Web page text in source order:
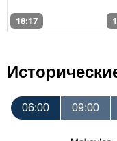
18:17
06:00 09:00